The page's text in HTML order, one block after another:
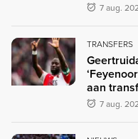
7 aug.
TRANSFERS
aan
7 aug.